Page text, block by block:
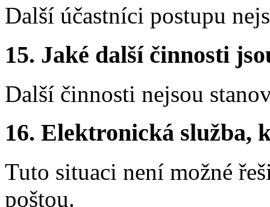
Další účastníci postupu
15. Jaké další činnosti
Další činnosti nejsou
16. Elektronická služba,
Tuto situaci není možné
poštou.